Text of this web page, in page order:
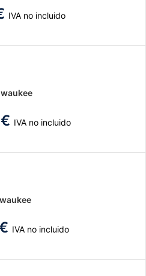
IVA no incluido
€ IVA no incluido
IVA no incluido